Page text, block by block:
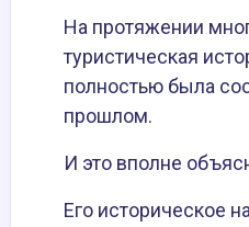
На протяжении
туристическая
полностью была
прошлом.
И это вполне
Его историческое